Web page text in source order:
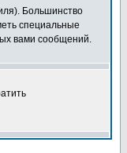
Большинство
специальные
вами сообщений.